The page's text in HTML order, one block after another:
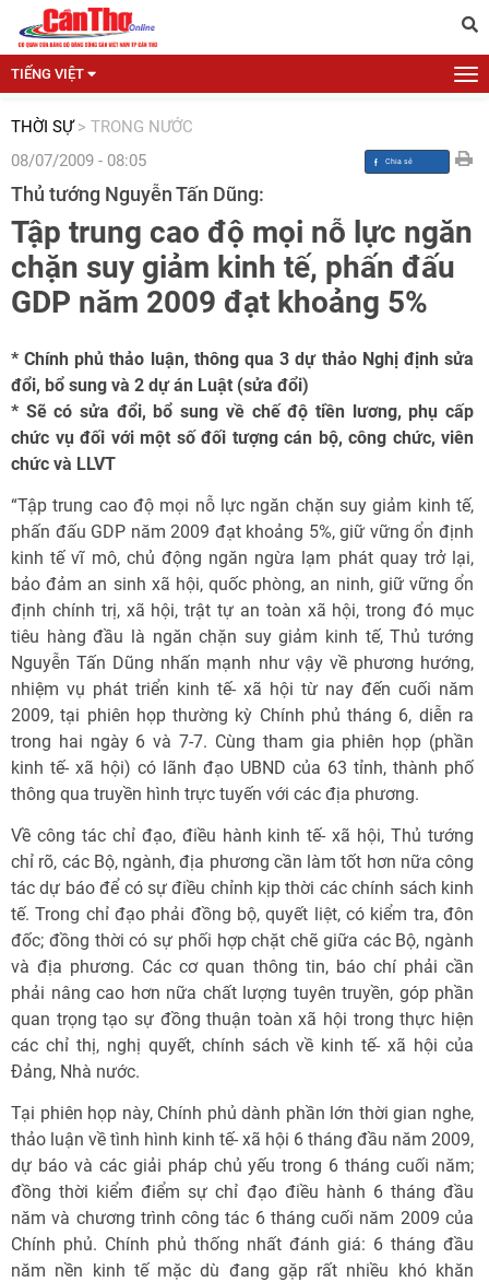
TIẾNG VIỆT
THỜI SỰ > TRONG NƯỚC
08/07/2009 - 08:05
Thủ tướng Nguyễn Tấn Dũng:
Tập trung cao độ mọi nỗ lực ngăn
chặn suy giảm kinh tế, phấn đấu
GDP năm 2009 đạt khoảng 5%
* Chính phủ thảo luận, thông qua 3 dự thảo Nghị định sửa
đổi, bổ sung và 2 dự án Luật (sửa đổi)
* Sẽ có sửa đổi, bổ sung về chế độ tiền lương, phụ cấp
chức vụ đối với một số đối tượng cán bộ, công chức, viên
chức và LLVT
“Tập trung cao độ mọi nỗ lực ngăn chặn suy giảm kinh tế,
phấn đấu GDP năm 2009 đạt khoảng 5%, giữ vững ổn định
kinh tế vĩ mô, chủ động ngăn ngừa lạm phát quay trở lại,
bảo đảm an sinh xã hội, quốc phòng, an ninh, giữ vững ổn
định chính trị, xã hội, trật tự an toàn xã hội, trong đó mục
tiêu hàng đầu là ngăn chặn suy giảm kinh tế, Thủ tướng
Nguyễn Tấn Dũng nhấn mạnh như vậy về phương hướng,
nhiệm vụ phát triển kinh tế- xã hội từ nay đến cuối năm
2009, tại phiên họp thường kỳ Chính phủ tháng 6, diễn ra
trong hai ngày 6 và 7-7. Cùng tham gia phiên họp (phần
kinh tế- xã hội) có lãnh đạo UBND của 63 tỉnh, thành phố
thông qua truyền hình trực tuyến với các địa phương.
Về công tác chỉ đạo, điều hành kinh tế- xã hội, Thủ tướng
chỉ rõ, các Bộ, ngành, địa phương cần làm tốt hơn nữa công
tác dự báo để có sự điều chỉnh kịp thời các chính sách kinh
tế. Trong chỉ đạo phải đồng bộ, quyết liệt, có kiểm tra, đôn
đốc; đồng thời có sự phối hợp chặt chẽ giữa các Bộ, ngành
và địa phương. Các cơ quan thông tin, báo chí phải cần
phải nâng cao hơn nữa chất lượng tuyên truyền, góp phần
quan trọng tạo sự đồng thuận toàn xã hội trong thực hiện
các chỉ thị, nghị quyết, chính sách về kinh tế- xã hội của
Đảng, Nhà nước.
Tại phiên họp này, Chính phủ dành phần lớn thời gian nghe,
thảo luận về tình hình kinh tế- xã hội 6 tháng đầu năm 2009,
dự báo và các giải pháp chủ yếu trong 6 tháng cuối năm;
đồng thời kiểm điểm sự chỉ đạo điều hành 6 tháng đầu
năm và chương trình công tác 6 tháng cuối năm 2009 của
Chính phủ. Chính phủ thống nhất đánh giá: 6 tháng đầu
năm nền kinh tế mặc dù đang gặp rất nhiều khó khăn